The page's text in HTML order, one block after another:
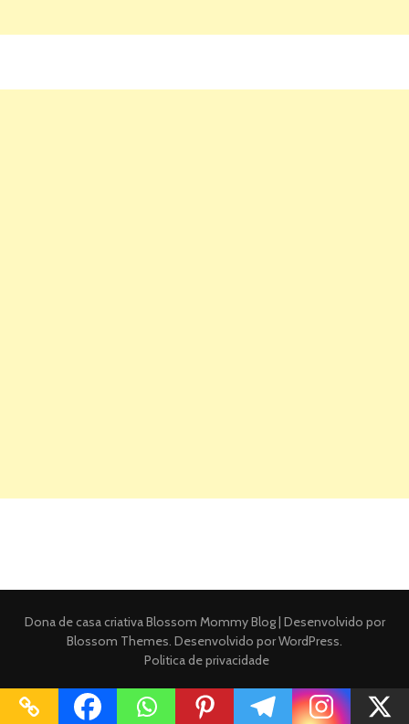
Dona de casa criativaBlossom Mommy Blog | Desenvolvido por
Blossom Themes. Desenvolvido porWordPress.
Politica de privacidade